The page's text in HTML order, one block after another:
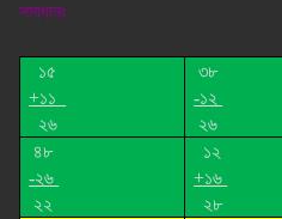
সমাধানঃ
১৫
+১১
২৬
৩৮
-১২
২৬
৪৮
-২৬
২২
১২
+১৬
২৮